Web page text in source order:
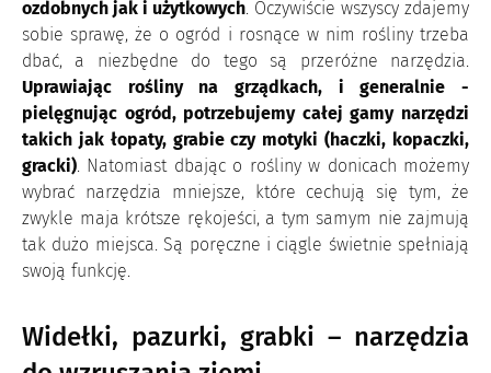
ozdobnych jak i użytkowych. Oczywiście wszyscy zdajemy
sobie sprawę, że o ogród i rosnące w nim rośliny trzeba
dbać, a niezbędne do tego są przeróżne narzędzia.
Uprawiając rośliny na grządkach, i generalnie -
pielęgnując ogród, potrzebujemy całej gamy narzędzi
takich jak łopaty, grabie czy motyki (haczki, kopaczki,
gracki). Natomiast dbając o rośliny w donicach możemy
wybrać narzędzia mniejsze, które cechują się tym, że
zwykle maja krótsze rękojeści, a tym samym nie zajmują
tak dużo miejsca. Są poręczne i ciągle świetnie spełniają
swoją funkcję.
Widełki, pazurki, grabki – narzędzia